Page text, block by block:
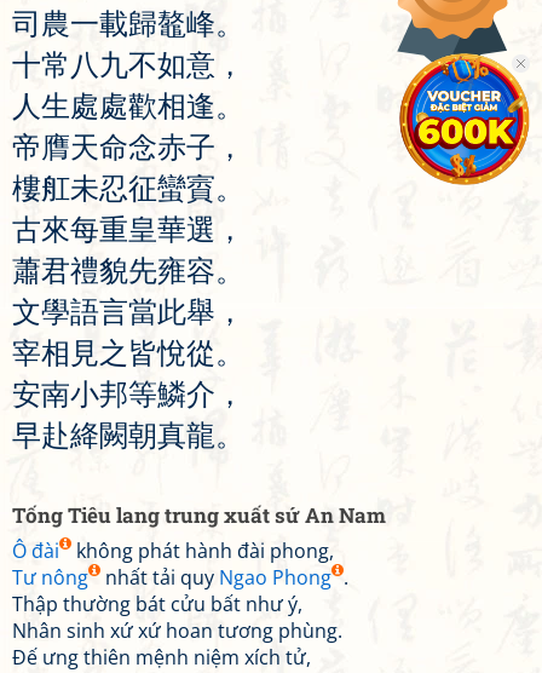
司 農一載歸鼇峰。
十常 八 九不如意 ，
人生處處歡相逢。
帝膺天命念赤子 ，
樓舡未忍征蠻賨。
古來每重皇華選 ，
蕭君禮貌先雍容。
文學語言當此舉 ，
宰相 見之皆悅從。
安南小邦等鱗介 ，
早赴絳闕朝真龍。
Tống Tiêu lang trung xuất sứ An Nam
Ô đài
không phát hành đài phong,
Tư nông
nhất tải quy Ngao Phong .
Thập thường bát cửu bất như ý,
Nhân sinh xứ xứ hoan tương phùng.
Đế ưng thiên mệnh niệm xích tử,